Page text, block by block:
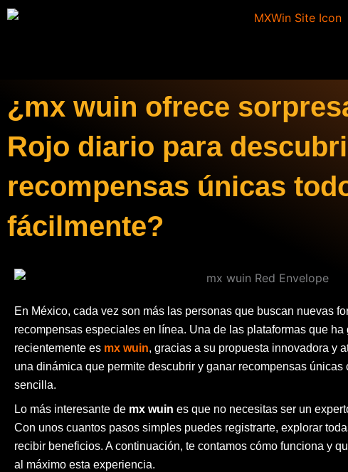
Skip
¿mx wuin ofrece
Rojo diario para
recompensas únicas
fácilmente?
En México, cada vez son más las personas que buscan nuevas
recompensas especiales en línea. Una de las plataformas que ha
recientemente es mx wuin, gracias a su propuesta innovadora y
una dinámica que permite descubrir y ganar recompensas únicas
sencilla.
Lo más interesante de mx wuin es que no necesitas ser un
Con unos cuantos pasos simples puedes registrarte, explorar
recibir beneficios. A continuación, te contamos cómo funciona y
al máximo esta experiencia.